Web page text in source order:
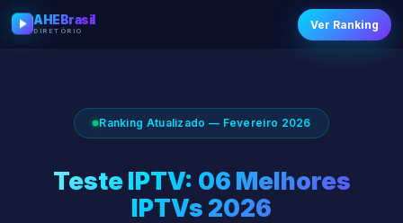
AHEBrasil
DIRETÓRIO Ver Ranking
Ranking Atualizado — Fevereiro 2026
Teste IPTV: 06 Melhores
IPTVs 2026